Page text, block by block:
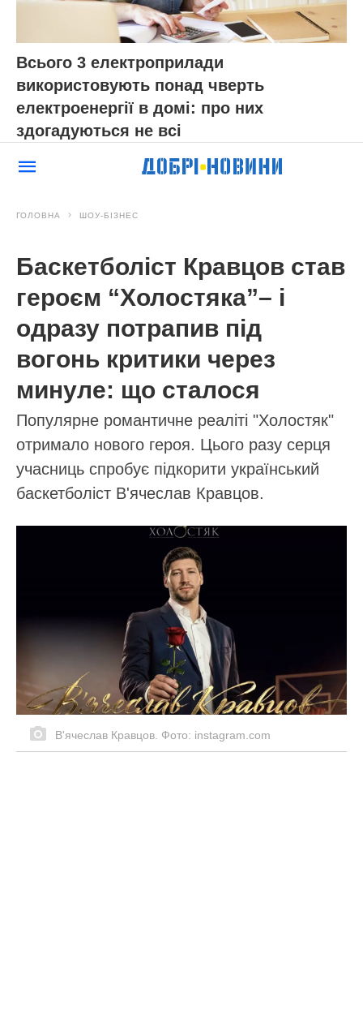
Всього 3 електроприлади
використовують понад чверть
електроенергії в домі: про них
здогадуються не всі